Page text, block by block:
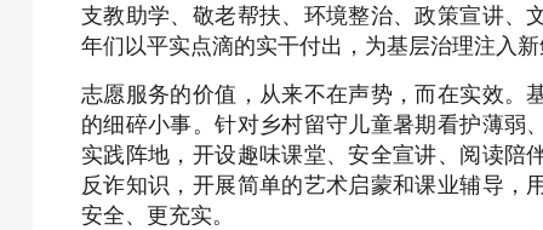
支教助学、敬老帮扶、环境整治、政策宣讲、
年们以平实点滴的实干付出，为基层治理注入
志愿服务的价值，从来不在声势，而在实效。
的细碎小事。针对乡村留守儿童暑期看护薄弱
实践阵地，开设趣味课堂、安全宣讲、阅读陪
反诈知识，开展简单的艺术启蒙和课业辅导，
安全、更充实。